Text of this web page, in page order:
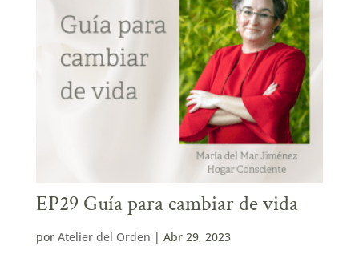
EP29 Guía para cambiar de vida
por Atelier del Orden | Abr 29, 2023